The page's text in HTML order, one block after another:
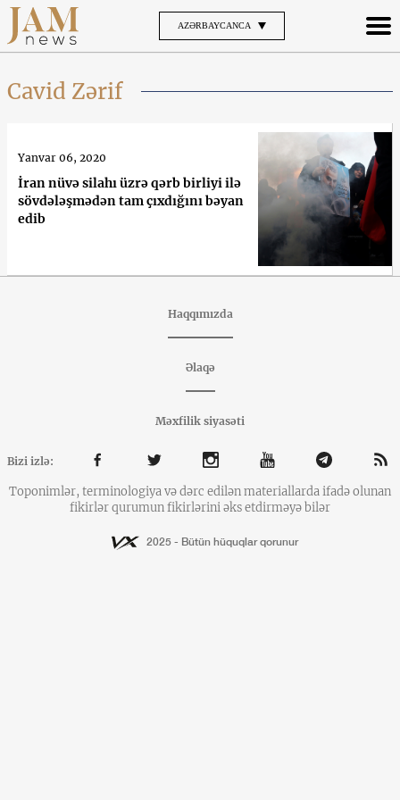
AZƏRBAYCANCA
Cavid Zərif
İran nüvə silahı üzrə qərb birliyi ilə
sövdələşmədən tam çıxdığını bəyan
edib
Yanvar 06, 2020
Haqqımızda
Əlaqə
Məxfilik siyasəti
Bizi izlə:
Toponimlər, terminologiya və dərc edilən materiallarda ifadə olunan
fikirlər qurumun fikirlərini əks etdirməyə bilər
2025 - Bütün hüquqlar qorunur